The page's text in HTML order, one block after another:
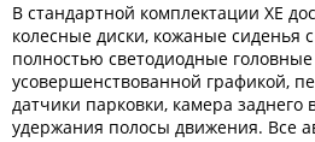
В стандартной комплектации XE
колесные диски, кожаные сиденья
полностью светодиодные
усовершенствованной графикой,
датчики парковки, камера заднего
удержания полосы движения. Все